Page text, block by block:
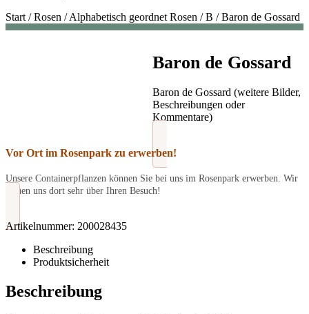
Start /Rosen /Alphabetisch geordnet Rosen /B /Baron de Gossard
Baron de Gossard
Baron de Gossard (weitere Bilder,
Beschreibungen oder
Kommentare)
Vor Ort im Rosenpark zu erwerben!
Unsere Containerpflanzen können Sie bei uns im Rosenpark erwerben. Wir
freuen uns dort sehr über Ihren Besuch!
Artikelnummer: 200028435
Beschreibung
Produktsicherheit
Beschreibung